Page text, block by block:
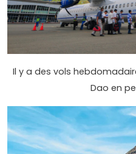
Il y a des vols
Dao en